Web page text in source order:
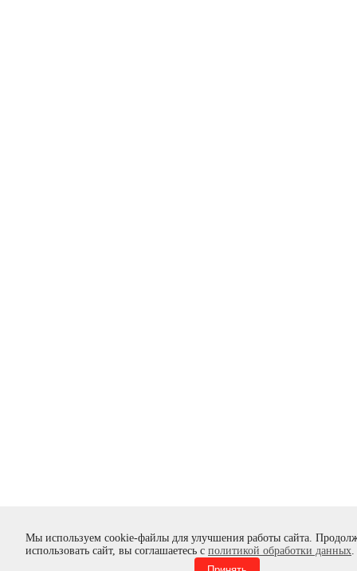
Мы используем cookie-файлы для улучшения работы сайта.
использовать сайт, вы соглашаетесь с политикой обработки данных.